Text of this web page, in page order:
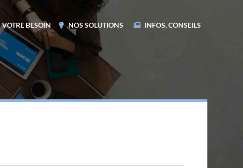
VOTRE BESOIN NOS SOLUTIONS INFOS, CONSEILS